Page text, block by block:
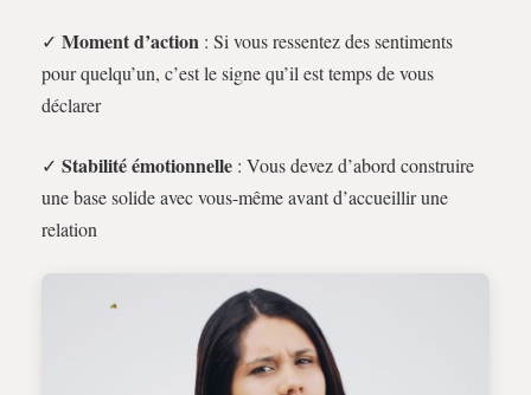
✓ Moment d’action : Si vous ressentez des sentiments
pour quelqu’un, c’est le signe qu’il est temps de vous
déclarer
✓ Stabilité émotionnelle : Vous devez d’abord construire
une base solide avec vous-même avant d’accueillir une
relation